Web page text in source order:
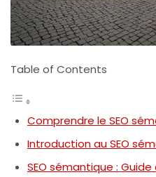
Table of Contents
Comprendre le SEO
Introduction au SEO
SEO sémantique :